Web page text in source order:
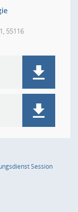
55116
Session(Wird in